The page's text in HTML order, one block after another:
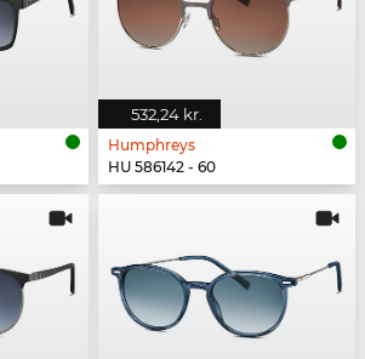
532,24 kr.
Humphreys
HU 586142 - 60